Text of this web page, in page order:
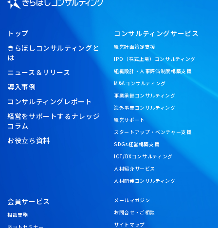
トップ
きらぼしコンサルティングと
は
ニュース＆リリース
導入事例
コンサルティングレポート
経営をサポートするナレッジ
コラム
お役立ち資料
コンサルティングサービス
経営計画策定支援
IPO（株式上場）コンサルティング
組織設計・人事評価制度構築支援
M&Aコンサルティング
事業承継コンサルティング
海外事業コンサルティング
経営サポート
スタートアップ・ベンチャー支援
SDGs経営構築支援
ICT/DXコンサルティング
人材紹介サービス
人材開発コンサルティング
会員サービス
相談業務
メールマガジン
お問合せ・ご相談
サイトマップ